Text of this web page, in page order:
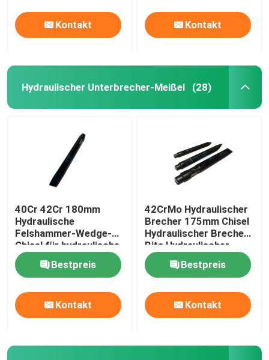
Kontakt Kontakt
Hydraulischer Unterbrecher-Meißel (28)
40Cr 42Cr 180mm
Hydraulische
Felshammer-Wedge-
Chisel für hydraulische
Brecherteile DS8C
Bestpreis
Kontakt
42CrMo Hydraulischer
Brecher 175mm Chisel
Hydraulischer Brecher
Bits Hydraulischer
Felshammer DS86
Bestpreis
Kontakt